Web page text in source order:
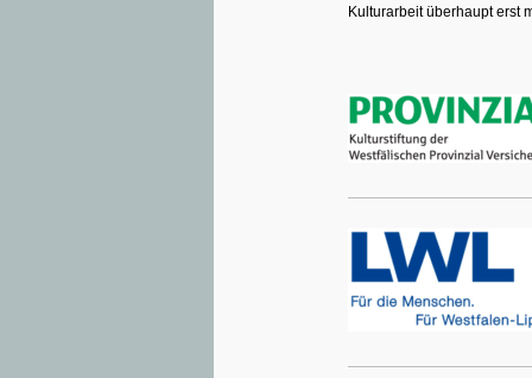
Kulturarbeit überhaupt erst